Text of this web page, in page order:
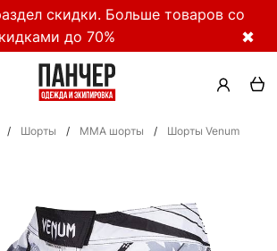
скидки. Больше товаров со
до 70%
✖
/ Шорты / ММА шорты /
Шорты Venum